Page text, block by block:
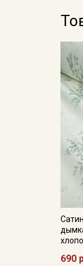
690